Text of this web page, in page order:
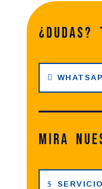
¿dudas?
Mira